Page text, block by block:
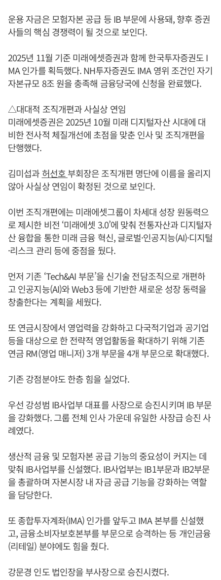
운용 자금은 모험자본 공급 등 IB 부문에 사용돼, 향후 증권
사들의 핵심 경쟁력이 될 것으로 보인다.
2025년 11월 기준 미래에셋증권과 함께 한국투자증권도 I
MA 인가를 획득했다. NH투자증권도 IMA 영위 조건인 자기
자본규모 8조 원을 충족해 금융당국에 신청을 완료했다.
△대대적 조직개편과 사실상 연임
미래에셋증권은 2025년 10월 미래 디지털자산 시대에 대
비한 전사적 체질개선에 초점을 맞춘 인사 및 조직개편을
단행했다.
김미섭과 허선호부회장은 조직개편 명단에 이름을 올리지
않아 사실상 연임이 확정된 것으로 보인다.
이번 조직개편에는 미래에셋그룹이 차세대 성장 원동력으
로 제시한 비전 ‘미래에셋 3.0’에 맞춰 전통자산과 디지털자
산 융합을 통한 미래 금융 혁신, 글로벌·인공지능(AI)·디지털
·리스크 관리 등에 중점을 뒀다.
먼저 기존 ‘Tech&AI 부문’을 신기술 전담조직으로 개편하
고 인공지능(AI)와 Web3 등에 기반한 새로운 성장 동력을
창출한다는 계획을 세웠다.
또 연금시장에서 영업력을 강화하고 다국적기업과 공기업
등을 대상으로 한 전략적 영업활동을 확대하기 위해 기존
연금 RM(영업 매니저) 3개 부문을 4개 부문으로 확대했다.
기존 강점분야도 한층 힘을 실었다.
우선 강성범 IB사업부 대표를 사장으로 승진시키며 IB 부문
을 강화했다. 그룹 전체 인사 가운데 유일한 사장급 승진 사
례였다.
생산적 금융 및 모험자본 공급 기능의 중요성이 커지는 데
맞춰 IB사업부를 신설했다. IB사업부는 IB1부문과 IB2부문
을 총괄하며 자본시장 내 자금 공급 기능을 강화하는 역할
을 담당한다.
또 종합투자계좌(IMA) 인가를 앞두고 IMA 본부를 신설했
고, 금융소비자보호본부를 부문으로 승격하는 등 개인금융
(리테일) 분야에도 힘을 줬다.
강문경 인도 법인장을 부사장으로 승진시켰다.